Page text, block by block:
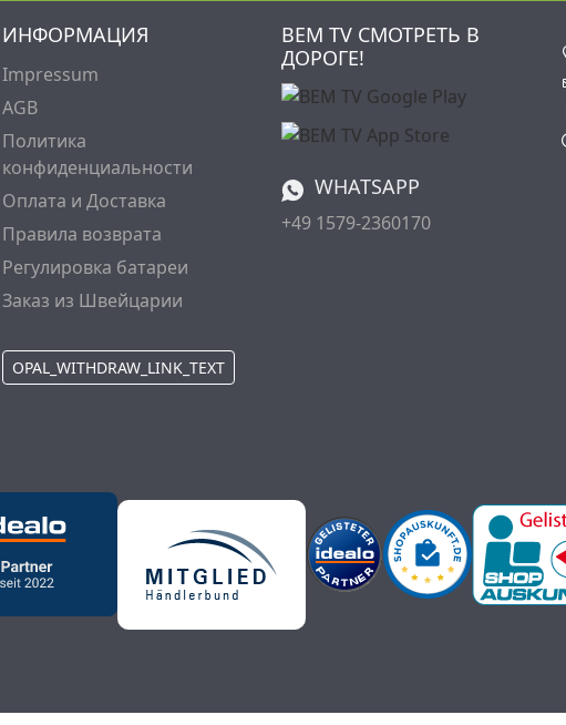
ИНФОРМАЦИЯ
Impressum
AGB
Политика
конфиденциальности
Оплата и Доставка
Правила возврата
Регулировка батареи
Заказ из Швейцарии
OPAL_WITHDRAW_LINK_TEXT
BEM TV СМОТРЕТЬ В
ДОРОГЕ!
WHATSAPP
+49 1579-2360170